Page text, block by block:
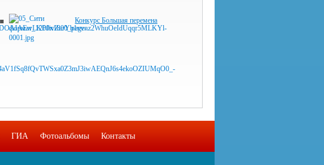
Конкурс Большая перемена
ГИА Фотоальбомы Контакты